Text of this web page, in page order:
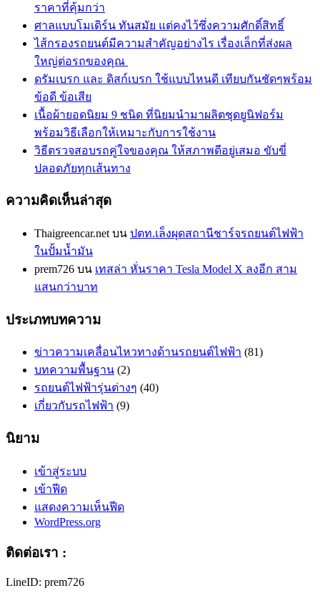
ราคาที่คุ้มกว่า
ศาลแบบโมเดิร์น ทันสมัย แต่คงไว้ซึ่งความศักดิ์สิทธิ์
ไส้กรองรถยนต์มีความสำคัญอย่างไร เรื่องเล็กที่ส่งผล
ใหญ่ต่อรถของคุณ
ดรัมเบรก และ ดิสก์เบรก ใช้แบบไหนดี เทียบกันชัดๆพร้อม
ข้อดี ข้อเสีย
เนื้อผ้ายอดนิยม 9 ชนิด ที่นิยมนำมาผลิตชุดยูนิฟอร์ม
พร้อมวิธีเลือกให้เหมาะกับการใช้งาน
วิธีตรวจสอบรถคู่ใจของคุณ ให้สภาพดีอยู่เสมอ ขับขี่
ปลอดภัยทุกเส้นทาง
ความคิดเห็นล่าสุด
Thaigreencar.net บน ปตท.เล็งผุดสถานีชาร์จรถยนต์ไฟฟ้า
ในปั้มน้ำมัน
prem726 บน เทสล่า หั่นราคา Tesla Model X ลงอีก สาม
แสนกว่าบาท
ประเภทบทความ
ข่าวความเคลื่อนไหวทางด้านรถยนต์ไฟฟ้า (81)
บทความพื้นฐาน (2)
รถยนต์ไฟฟ้ารุ่นต่างๆ (40)
เกี่ยวกับรถไฟฟ้า (9)
นิยาม
เข้าสู่ระบบ
เข้าฟีด
แสดงความเห็นฟีด
WordPress.org
ติดต่อเรา :
LineID: prem726